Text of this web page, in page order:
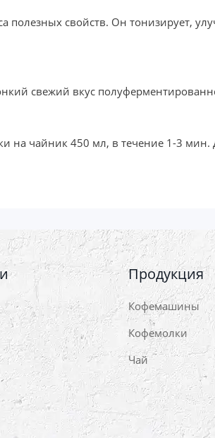
свойств. Он тонизирует,
свежий вкус
на чайник 450 мл, в течение 1-3
Продукция
Кофемашины
Кофемолки
Чай